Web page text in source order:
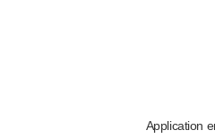
Application